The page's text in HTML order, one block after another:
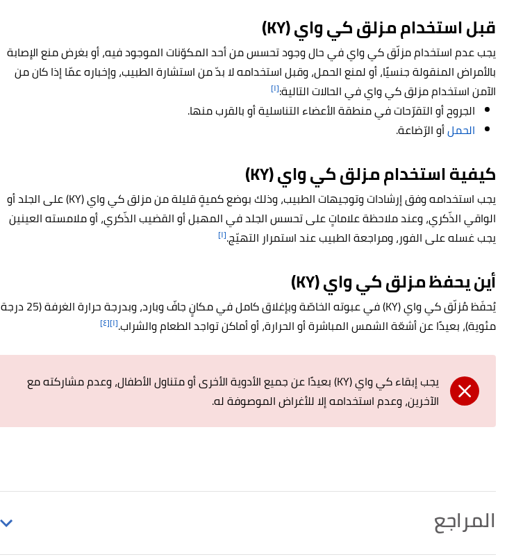
قبل استخدام مزلق كي واي(KY)
يجب عدم استخدام مزلّق كي واي في حال وجود تحسس من أحد المكوّنات الموجود فيه، أو بغرض منع الإصابة
بالأمراض المنقولة جنسيًا، أو لمنع الحمل، وقبل استخدامه لا بدّ من استشارة الطبيب، وإخباره عمّا إذا كان من
الآمن استخدام مزلق كي واي في الحالات التالية:[١]
الجروح أو التقرّحات في منطقة الأعضاء التناسلية أو بالقرب منها.
الحملأو الرّضاعة.
كيفية استخدام مزلق كي واي(KY)
يجب استخدامه وفق إرشادات وتوجيهات الطبيب، وذلك بوضع كميةٍ قليلة من مزلق كي واي (KY) على الجلد أو
الواقي الذّكري، وعند ملاحظة علاماتٍ على تحسس الجلد في المهبل أو القضيب الذّكري، أو ملامسته العينين
يجب غسله على الفور، ومراجعة الطبيب عند استمرار التهيّج.[١]
أين يحفظ مزلق كي واي (KY)
يُحفَظ مُزلّق كي واي (KY) في عبوته الخاصّة وبإغلاق كامل في مكانٍ جافّ وبارد، وبدرجة حرارة الغرفة (25 درجة
مئوية)، بعيدًا عن أشعّة الشمس المباشرة أو الحرارة، أو أماكن تواجد الطعام والشراب.[١] [٤]
يجب إبقاء كي واي (KY) بعيدًا عن جميع الأدوية الأخرى أو متناول الأطفال، وعدم مشاركته مع
الآخرين، وعدم استخدامه إلا للأغراض الموصوفة له.
المراجع